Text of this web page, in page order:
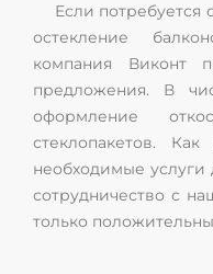
Если
остекление
компания Виконт
предложения. В
оформление
стеклопакетов.
необходимые услуги
сотрудничество с
только